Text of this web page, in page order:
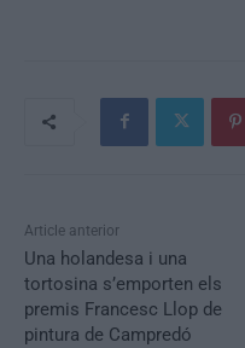
Article anterior
Una holandesa i una
tortosina s’emporten els
premis Francesc Llop de
pintura de Campredó